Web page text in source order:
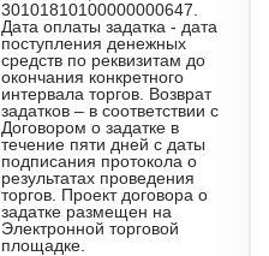
30101810100000000647.
Дата оплаты задатка - дата
поступления денежных
средств по реквизитам до
окончания конкретного
интервала торгов. Возврат
задатков – в соответствии с
Договором о задатке в
течение пяти дней с даты
подписания протокола о
результатах проведения
торгов. Проект договора о
задатке размещен на
Электронной торговой
площадке.